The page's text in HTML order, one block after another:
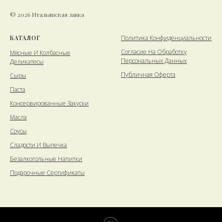
© 2026 Итальянская лавка
КАТАЛОГ
Мясные И Колбасные
Деликатесы
Сыры
Паста
Консервированные Закуски
Масла
Соусы
Сладости И Выпечка
Безалкогольные Напитки
Подарочные Сертификаты
Политика Конфиденциальности
Cогласие На Обработку
Персональных Данных
Публичная Оферта